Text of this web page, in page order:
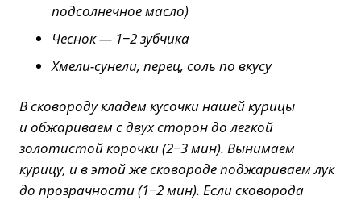
подсолнечное масло)
Чеснок — 1−2 зубчика
Хмели-сунели, перец, соль по вкусу
В сковороду кладем кусочки нашей курицы
и обжариваем с двух сторон до легкой
золотистой корочки (2−3 мин). Вынимаем
курицу, и в этой же сковороде поджариваем лук
до прозрачности (1−2 мин). Если сковорода